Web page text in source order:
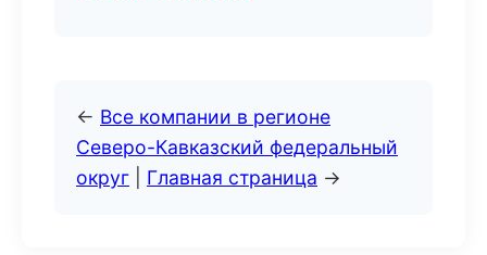
← Все компании в регионе
Северо-Кавказский федеральный
округ
Главная страница →